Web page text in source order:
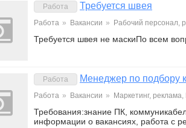
Работа Требуется швея
Работа » Вакансии » Рабочий персонал,
Требуется швея не маскиПо всем
Работа Менеджер по подбору
Работа » Вакансии » Маркетинг, реклама,
Требования:знание ПК,
информации о вакансиях, работа с